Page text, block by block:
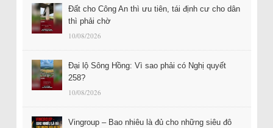
Đất cho Công An thì ưu tiên, tái định cư cho dân
thì phải chờ
10/08/2026
Đại lộ Sông Hồng: Vì sao phải có Nghị quyết
258?
10/08/2026
Vingroup – Bao nhiêu là đủ cho những siêu đô